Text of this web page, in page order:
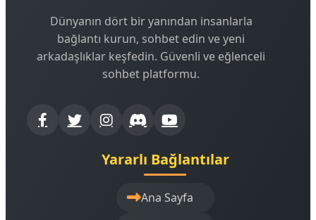
Dünyanın dört bir yanından insanlarla
bağlantı kurun, sohbet edin ve yeni
arkadaşlıklar keşfedin. Güvenli ve eğlenceli
sohbet platformu.
Yararlı Bağlantılar
Ana Sayfa